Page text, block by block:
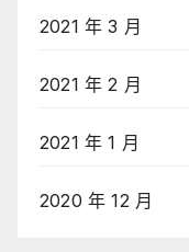
2021 年 3 月
2021 年 2 月
2021 年 1 月
2020 年 12 月